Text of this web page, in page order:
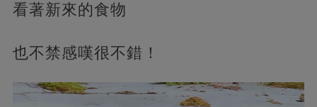
看著新來的食物
也不禁感嘆很不錯！